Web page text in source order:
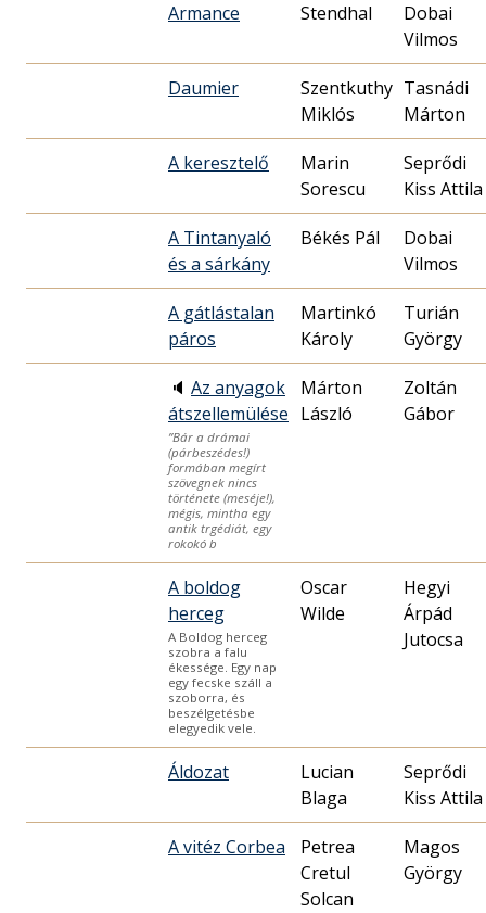
Armance Stendhal
Dobai
Vilmos
Daumier
Szentkuthy
Miklós
Tasnádi
Márton
A keresztelő
Marin
Sorescu
Seprődi
Kiss Attila
A Tintanyaló
és a sárkány
Békés Pál
Dobai
Vilmos
A gátlástalan
páros
Martinkó
Károly
Turián
György
🔈 Az anyagok
átszellemülése
”Bár a drámai
(párbeszédes!)
formában megírt
szövegnek nincs
története (meséje!),
mégis, mintha egy
antik trgédiát, egy
rokokó b
Márton
László
Zoltán
Gábor
A boldog
herceg
A Boldog herceg
szobra a falu
ékessége. Egy nap
egy fecske száll a
szoborra, és
beszélgetésbe
elegyedik vele.
Oscar
Wilde
Hegyi
Árpád
Jutocsa
Áldozat
Lucian
Blaga
Seprődi
Kiss Attila
A vitéz Corbea
Petrea
Cretul
Solcan
Magos
György